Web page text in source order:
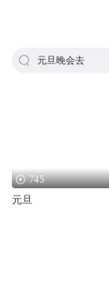
元旦晚会去
745
元旦